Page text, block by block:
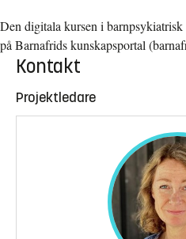
Den digitala kursen i
på Barnafrids kunskapsportal
Kontakt
Projektledare